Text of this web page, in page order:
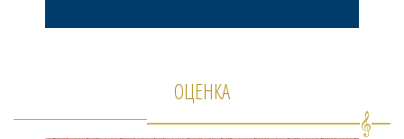
ОЦЕНКА